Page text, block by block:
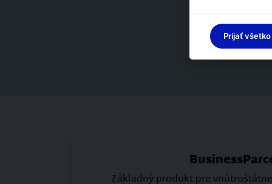
Základný produkt pre
Prijať všetko